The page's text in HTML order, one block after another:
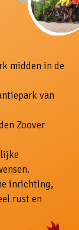
midden in de
van
Zoover
inrichting,
rust en